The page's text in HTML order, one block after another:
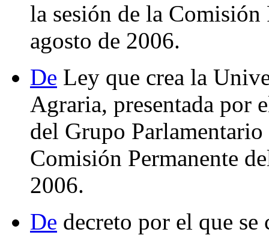
la sesión de la Comisión
agosto de 2006.
De Ley que crea la
Agraria, presentada por
del Grupo
Comisión Permanente
2006.
De decreto por el que